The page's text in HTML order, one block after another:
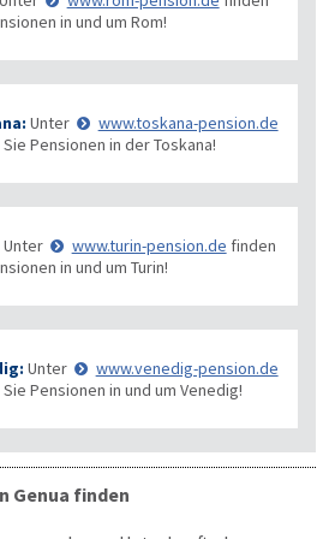
in und um Rom!
Unter
www.toskana-pension.de
Pensionen in der Toskana!
Unter www.turin-pension.de finden
in und um Turin!
Unter
www.venedig-pension.de
Pensionen in und um Venedig!
Genua finden